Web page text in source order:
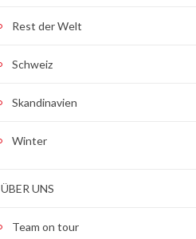
Rest der Welt
Schweiz
Skandinavien
Winter
ÜBER UNS
Team on tour